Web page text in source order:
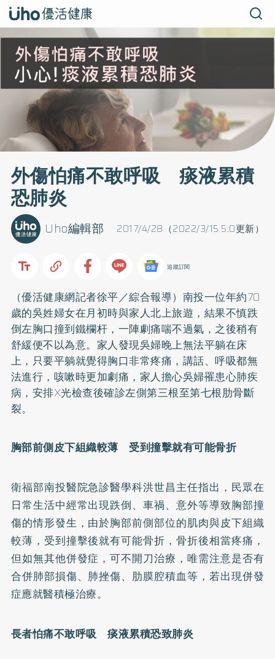
外傷怕痛不敢呼吸 痰液累積
恐肺炎
2017/4/28（2022/3/15 5:0更新）
Uho編輯部
追蹤訂閱
（優活健康網記者徐平／綜合報導）南投一位年約70
歲的吳姓婦女在月初時與家人北上旅遊，結果不慎跌
倒左胸口撞到鐵欄杆，一陣劇痛喘不過氣，之後稍有
舒緩便不以為意。家人發現吳婦晚上無法平躺在床
上，只要平躺就覺得胸口非常疼痛，講話、呼吸都無
法進行，咳嗽時更加劇痛，家人擔心吳婦罹患心肺疾
病，安排X光檢查後確診左側第三根至第七根肋骨斷
裂。
胸部前側皮下組織較薄 受到撞擊就有可能骨折
衛福部南投醫院急診醫學科洪世昌主任指出，民眾在
日常生活中經常出現跌倒、車禍、意外等導致胸部撞
傷的情形發生，由於胸部前側部位的肌肉與皮下組織
較薄，受到撞擊後就有可能骨折，骨折後相當疼痛，
但如無其他併發症，可不開刀治療，唯需注意是否有
合併肺部損傷、肺挫傷、肋膜腔積血等，若出現併發
症應就醫積極治療。
長者怕痛不敢呼吸 痰液累積恐致肺炎